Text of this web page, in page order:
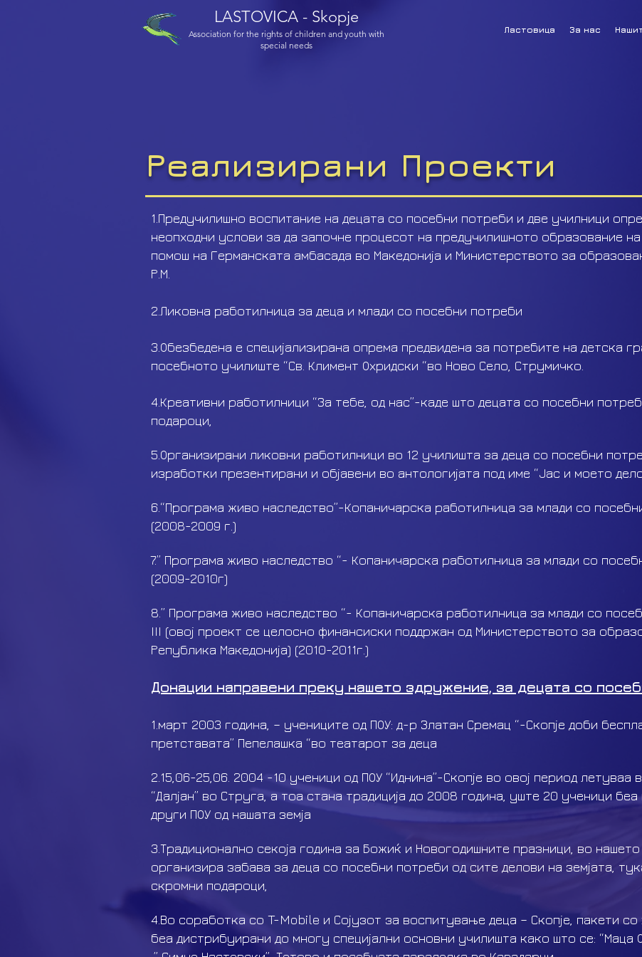
LASTOVICA - Skopje
Association for the rights of children and youth with
special needs
Ластовица За нас
Реализирани Проекти
1.Предучилишно воспитание на децата со посебни потреби и две училници
неопходни услови за да започне процесот на предучилишното образование
помош на Германската амбасада во Македонија и Министерството за
Р.М.
2.Ликовна работилница за деца и млади со посебни потреби
3.Обезбедена е специјализирана опрема предвидена за потребите на детска
посебното училиште “Св. Климент Охридски “во Ново Село, Струмичко.
4.Креативни работилници “За тебе, од нас”-каде што децата со посебни
подароци,
5.Организирани ликовни работилници во 12 училишта за деца со посебни
изработки презентирани и објавени во антологијата под име “Јас и моето
6.“Програма живо наследство”-Копаничарска работилница за млади со
(2008-2009 г.)
7.” Програма живо наследство “- Копаничарска работилница за млади со
(2009-2010г)
8.” Програма живо наследство “- Копаничарска работилница за млади со
III (овој проект се целосно финансиски поддржан од Министерството за
Република Македонија) (2010-2011г.)
Донации направени преку нашето здружение, за децата со
1.март 2003 година, – учениците од ПОУ: д-р Златан Сремац “-Скопје доби
претставата” Пепелашка “во театарот за деца
2.15,06-25,06. 2004 -10 ученици од ПОУ “Иднина”-Скопје во овој период летуваа
“Далјан” во Струга, а тоа стана традиција до 2008 година, уште 20 ученици
други ПОУ од нашата земја
3.Традиционално секоја година за Божиќ и Новогодишните празници, во
организира забава за деца со посебни потреби од сите делови на земјата,
скромни подароци,
4.Во соработка со T-Mobile и Сојузот за воспитување деца – Скопје, пакети
беа дистрибуирани до многу специјални основни училишта како што се: “Маца